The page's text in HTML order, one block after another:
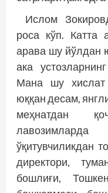
Ислом
роса кўп. Катта
арава шу йўлдан
ака
Мана шу хислат
юққан десам,
меҳнатдан
ўқитувчиликдан
директори,
бошлиғи,